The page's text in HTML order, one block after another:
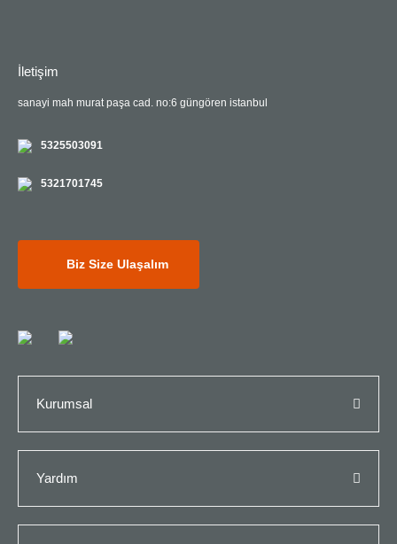
İletişim
sanayi mah murat paşa cad. no:6 güngören istanbul
5325503091
5321701745
Biz Size Ulaşalım
Kurumsal
Yardım